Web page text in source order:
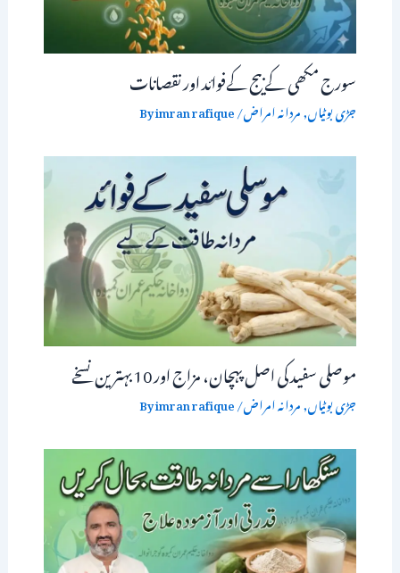
سورج مکھی کے بیج کےفوائد اور نقصانات
جڑی بوٹیاں,مردانہ امراض/ By
imran rafique
موصلی سفید کی اصل پہچان، مزاج اور 10 بہترین نسخے
جڑی بوٹیاں,مردانہ امراض/ By
imran rafique